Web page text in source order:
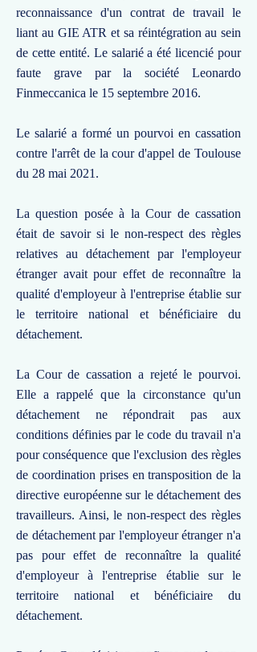
reconnaissance d'un contrat de travail le
liant au GIE ATR et sa réintégration au sein
de cette entité. Le salarié a été licencié pour
faute grave par la société Leonardo
Finmeccanica le 15 septembre 2016.
Le salarié a formé un pourvoi en cassation
contre l'arrêt de la cour d'appel de Toulouse
du 28 mai 2021.
La question posée à la Cour de cassation
était de savoir si le non-respect des règles
relatives au détachement par l'employeur
étranger avait pour effet de reconnaître la
qualité d'employeur à l'entreprise établie sur
le territoire national et bénéficiaire du
détachement.
La Cour de cassation a rejeté le pourvoi.
Elle a rappelé que la circonstance qu'un
détachement ne répondrait pas aux
conditions définies par le code du travail n'a
pour conséquence que l'exclusion des règles
de coordination prises en transposition de la
directive européenne sur le détachement des
travailleurs. Ainsi, le non-respect des règles
de détachement par l'employeur étranger n'a
pas pour effet de reconnaître la qualité
d'employeur à l'entreprise établie sur le
territoire national et bénéficiaire du
détachement.